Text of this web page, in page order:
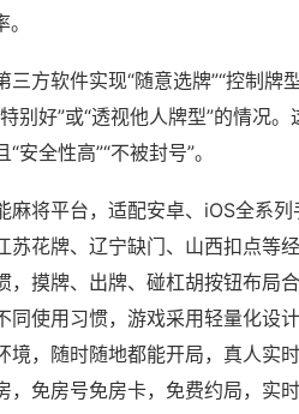
方软件实现“随意选牌”“控制牌
别好”或“透视他人牌型”的情况
全性高”“不被封号”。
将平台，适配安卓、iOS全系
花牌、辽宁缺门、山西扣点等
摸牌、出牌、碰杠胡按钮布局
使用习惯，游戏采用轻量化设
，随时随地都能开局，真人实
免房号免房卡，免费约局，实